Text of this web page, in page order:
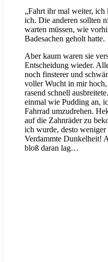
„Fahrt ihr mal weiter, ich
ich. Die anderen sollten
warten müssen, wie
Badesachen geholt hatte.
Aber kaum waren sie
Entscheidung wieder.
noch finsterer und
voller Wucht in mir
rasend schnell
einmal wie Pudding an,
Fahrrad umzudrehen.
auf die Zahnräder zu
ich wurde, desto
Verdammte Dunkelheit!
bloß daran lag…